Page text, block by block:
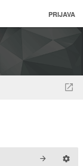
PRIJAVA